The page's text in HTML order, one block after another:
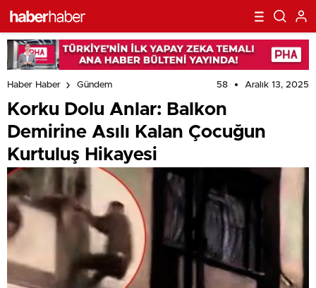
Haber Haber Gündem 58 Aralık 13, 2025
Korku Dolu Anlar: Balkon
Demirine Asılı Kalan Çocuğun
Kurtuluş Hikayesi